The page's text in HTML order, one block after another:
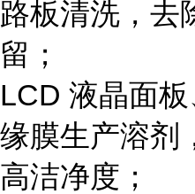
路板清洗，去
留；
LCD 液晶面
缘膜生产溶剂
高洁净度；